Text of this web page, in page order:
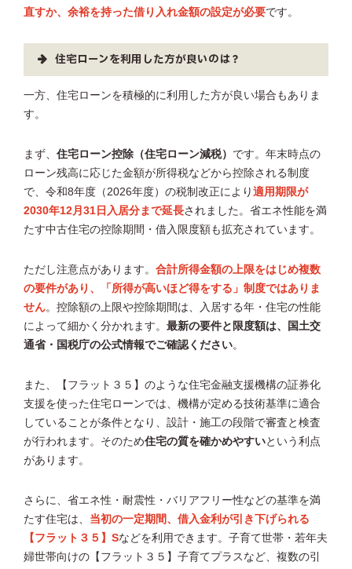
直すか、余裕を持った借り入れ金額の設定が必要です。
住宅ローンを利用した方が良いのは？
一方、住宅ローンを積極的に利用した方が良い場合もありま
す。
まず、 住宅ローン控除（住宅ローン減税） です。年末時点の
ローン残高に応じた金額が所得税などから控除される制度
で、令和8年度（2026年度）の税制改正により 適用期限が
2030年12月31日入居分まで延長されました。省エネ性能を満
たす中古住宅の控除期間・借入限度額も拡充されています。
ただし注意点があります。 合計所得金額の上限をはじめ複数
の要件があり、「所得が高いほど得をする」制度ではありま
せん。控除額の上限や控除期間は、入居する年・住宅の性能
によって細かく分かれます。 最新の要件と限度額は、国土交
通省・国税庁の公式情報でご確認ください。
また、【フラット３５】のような住宅金融支援機構の証券化
支援を使った住宅ローンでは、機構が定める技術基準に適合
していることが条件となり、設計・施工の段階で審査と検査
が行われます。そのため住宅の質を確かめやすいという利点
があります。
さらに、省エネ性・耐震性・バリアフリー性などの基準を満
たす住宅は、 当初の一定期間、借入金利が引き下げられる
【フラット３５】Sなどを利用できます。子育て世帯・若年夫
婦世帯向けの【フラット３５】子育てプラスなど、複数の引